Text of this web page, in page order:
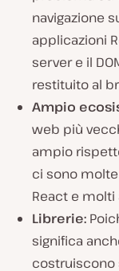
navigazione
applicazioni
server e il
restituito al
Ampio
web più
ampio
ci sono
React e
Librerie:
significa
costruiscono